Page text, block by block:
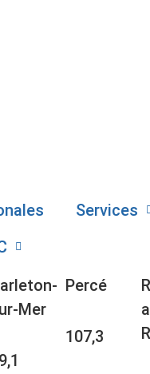
Services
Mer
Percé
107,3